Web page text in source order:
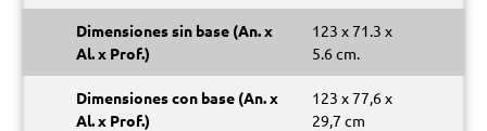
Dimensiones sin base (An. x
Al. x Prof.)
123 x 71.3 x
5.6 cm.
Dimensiones con base (An. x
Al. x Prof.)
123 x 77,6 x
29,7 cm